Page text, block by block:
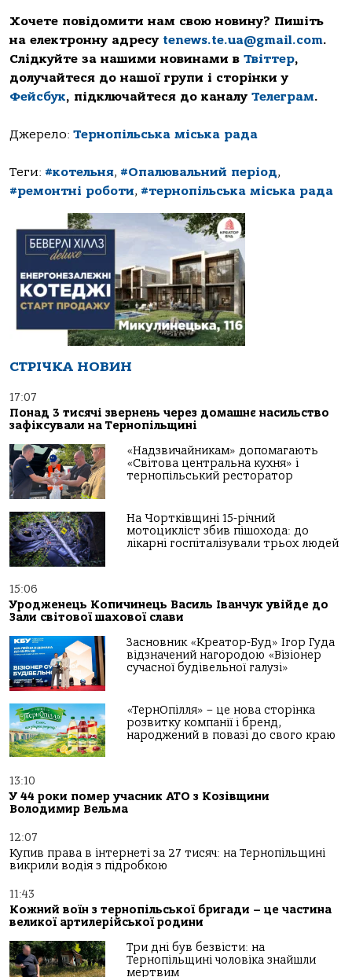
Хочете повідомити нам свою новину? Пишіть
на електронну адресу tenews.te.ua@gmail.com.
Слідкуйте за нашими новинами в Твіттер,
долучайтеся до нашої групи і сторінки у
Фейсбук, підключайтеся до каналу Телеграм.
Джерело: Тернопільська міська рада
Теги: #котельня, #Опалювальний період,
#ремонтні роботи, #тернопільська міська рада
СТРІЧКА НОВИН
17:07
Понад 3 тисячі звернень через домашнє насильство
зафіксували на Тернопільщині
«Надзвичайникам» допомагають
«Світова центральна кухня» і
тернопільський ресторатор
На Чортківщині 15-річний
мотоцикліст збив пішохода: до
лікарні госпіталізували трьох людей
15:06
Уродженець Копичинець Василь Іванчук увійде до
Зали світової шахової слави
Засновник «Креатор-Буд» Ігор Гуда
відзначений нагородою «Візіонер
сучасної будівельної галузі»
«ТернОпілля» – це нова сторінка
розвитку компанії і бренд,
народжений в повазі до свого краю
13:10
У 44 роки помер учасник АТО з Козівщини
Володимир Вельма
12:07
Купив права в інтернеті за 27 тисяч: на Тернопільщині
викрили водія з підробкою
11:43
Кожний воїн з тернопільської бригади – це частина
великої артилерійської родини
Три дні був безвісти: на
Тернопільщині чоловіка знайшли
мертвим